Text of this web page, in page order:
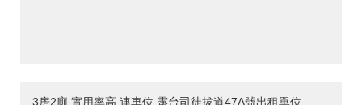
3房2廁,實用率高,連車位,露台司徒拔道47A號出租單位